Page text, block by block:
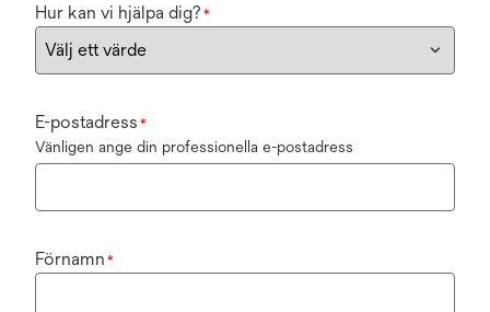
Hur kan vi hjälpa dig? *
E-postadress *
Vänligen ange din professionella e-postadress
Förnamn *